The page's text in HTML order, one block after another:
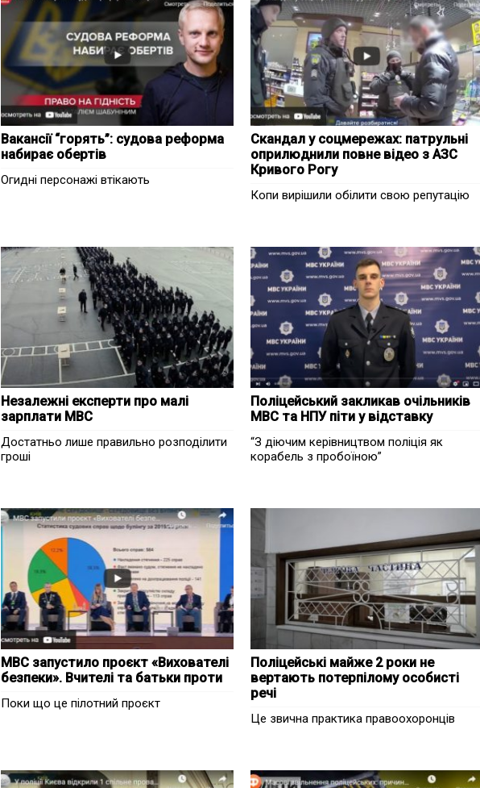
Вакансії “горять”: судова реформа
набирає обертів
Огидні персонажі втікають
Скандал у соцмережах: патрульні
оприлюднили повне відео з АЗС
Кривого Рогу
Копи вирішили обілити свою репутацію
Незалежні експерти про малі
зарплати МВС
Достатньо лише правильно розподілити
гроші
Поліцейський закликав очільників
МВС та НПУ піти у відставку
“З діючим керівництвом поліція як
корабель з пробоїною”
МВС запустило проєкт «Вихователі
безпеки». Вчителі та батьки проти
Поки що це пілотний проєкт
Поліцейські майже 2 роки не
вертають потерпілому особисті
речі
Це звична практика правоохоронців